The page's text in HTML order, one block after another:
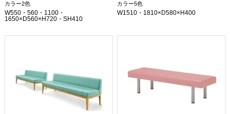
カラー2色
W550・560・1100・
1650×D560×H720・SH410
カラー5色
W1510・1810×D580×H400